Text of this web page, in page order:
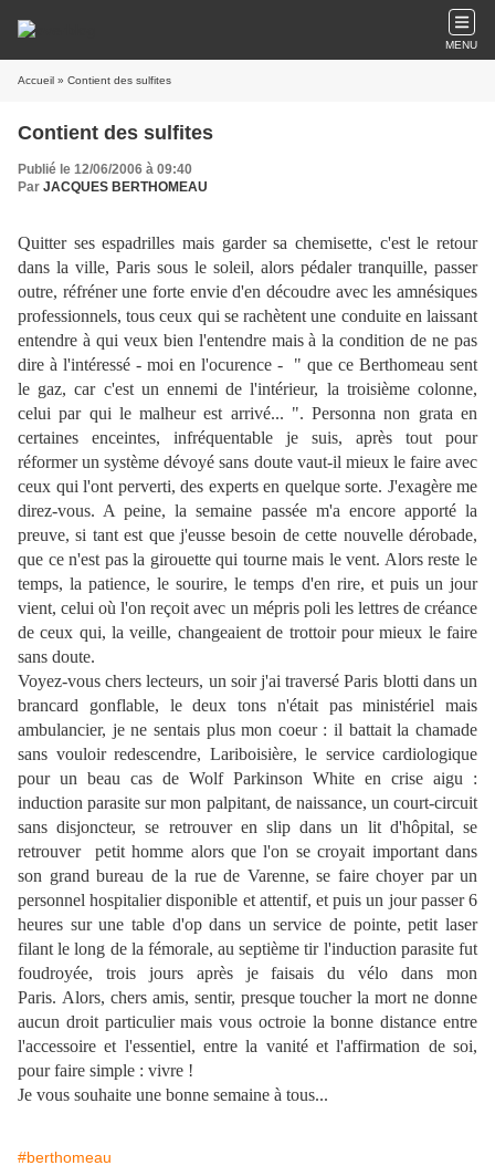
MENU
Accueil » Contient des sulfites
Contient des sulfites
Publié le 12/06/2006 à 09:40
Par JACQUES BERTHOMEAU
Quitter ses espadrilles mais garder sa chemisette, c'est le retour
dans la ville, Paris sous le soleil, alors pédaler tranquille, passer
outre, réfréner une forte envie d'en découdre avec les amnésiques
professionnels, tous ceux qui se rachètent une conduite en laissant
entendre à qui veux bien l'entendre mais à la condition de ne pas
dire à l'intéressé - moi en l'ocurence - " que ce Berthomeau sent
le gaz, car c'est un ennemi de l'intérieur, la troisième colonne,
celui par qui le malheur est arrivé... ". Personna non grata en
certaines enceintes, infréquentable je suis, après tout pour
réformer un système dévoyé sans doute vaut-il mieux le faire avec
ceux qui l'ont perverti, des experts en quelque sorte. J'exagère me
direz-vous. A peine, la semaine passée m'a encore apporté la
preuve, si tant est que j'eusse besoin de cette nouvelle dérobade,
que ce n'est pas la girouette qui tourne mais le vent. Alors reste le
temps, la patience, le sourire, le temps d'en rire, et puis un jour
vient, celui où l'on reçoit avec un mépris poli les lettres de créance
de ceux qui, la veille, changeaient de trottoir pour mieux le faire
sans doute.
Voyez-vous chers lecteurs, un soir j'ai traversé Paris blotti dans un
brancard gonflable, le deux tons n'était pas ministériel mais
ambulancier, je ne sentais plus mon coeur : il battait la chamade
sans vouloir redescendre, Lariboisière, le service cardiologique
pour un beau cas de Wolf Parkinson White en crise aigu :
induction parasite sur mon palpitant, de naissance, un court-circuit
sans disjoncteur, se retrouver en slip dans un lit d'hôpital, se
retrouver petit homme alors que l'on se croyait important dans
son grand bureau de la rue de Varenne, se faire choyer par un
personnel hospitalier disponible et attentif, et puis un jour passer 6
heures sur une table d'op dans un service de pointe, petit laser
filant le long de la fémorale, au septième tir l'induction parasite fut
foudroyée, trois jours après je faisais du vélo dans mon
Paris. Alors, chers amis, sentir, presque toucher la mort ne donne
aucun droit particulier mais vous octroie la bonne distance entre
l'accessoire et l'essentiel, entre la vanité et l'affirmation de soi,
pour faire simple : vivre !
Je vous souhaite une bonne semaine à tous...
#berthomeau